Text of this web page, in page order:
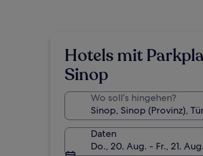
Hotels mit
Sinop
Wo soll’s hingehen?
Daten
Do., 20. Aug. - Fr., 21. Aug.